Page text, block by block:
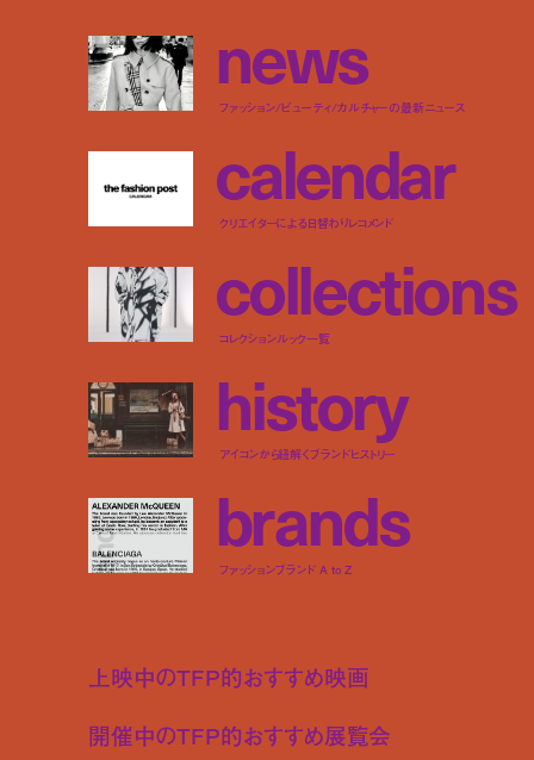
news
ファッション/ビューティ/カルチャーの最新ニュース
calendar
クリエイターによる日替わりレコメンド
collections
コレクションルック一覧
history
アイコンから紐解くブランドヒストリー
brands
ファッションブランド A to Z
上映中のTFP的おすすめ映画
開催中のTFP的おすすめ展覧会